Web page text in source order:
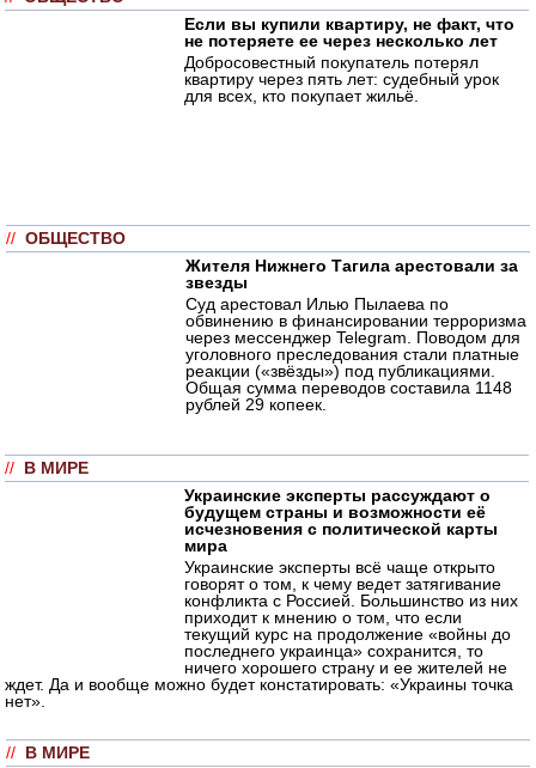
Если вы купили квартиру, не факт, что
не потеряете ее через несколько лет
Добросовестный покупатель потерял
квартиру через пять лет: судебный урок
для всех, кто покупает жильё.
// ОБЩЕСТВО
Жителя Нижнего Тагила арестовали за
звезды
Суд арестовал Илью Пылаева по
обвинению в финансировании терроризма
через мессенджер Telegram. Поводом для
уголовного преследования стали платные
реакции («звёзды») под публикациями.
Общая сумма переводов составила 1148
рублей 29 копеек.
// В МИРЕ
Украинские эксперты рассуждают о
будущем страны и возможности её
исчезновения с политической карты
мира
Украинские эксперты всё чаще открыто
говорят о том, к чему ведет затягивание
конфликта с Россией. Большинство из них
приходит к мнению о том, что если
текущий курс на продолжение «войны до
последнего украинца» сохранится, то
ничего хорошего страну и ее жителей не
ждет. Да и вообще можно будет констатировать: «Украины точка
нет».
// В МИРЕ